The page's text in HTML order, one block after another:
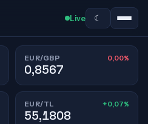
Live ☾
EUR/GBP 0,00%
0,8567
EUR/TL +0,07%
55,1808